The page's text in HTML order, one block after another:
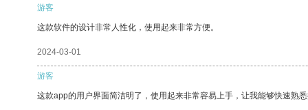
游客
这款软件的设计非常人性化，使用起来非常方便。
2024-03-01
游客
这款app的用户界面简洁明了，使用起来非常容易上手，让我能够快速熟